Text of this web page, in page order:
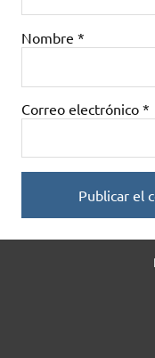
Nombre *
Correo electrónico *